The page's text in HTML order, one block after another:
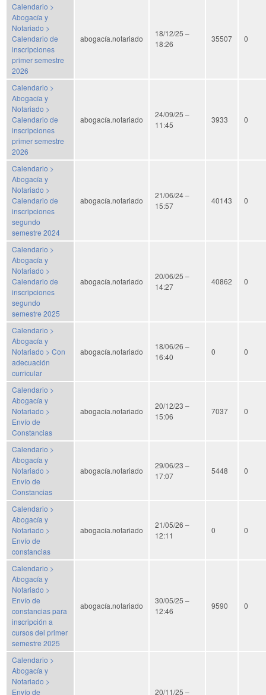
Calendario >
Abogacía y
Notariado >
Calendario de
inscripciones
primer semestre
2026
abogacía.notariado
18/12/25 –
18:26
35507 0
Calendario >
Abogacía y
Notariado >
Calendario de
inscripciones
primer semestre
2026
abogacía.notariado
24/09/25 –
11:45
3933 0
Calendario >
Abogacía y
Notariado >
Calendario de
inscripciones
segundo
semestre 2024
abogacía.notariado
21/06/24 –
15:57
40143 0
Calendario >
Abogacía y
Notariado >
Calendario de
inscripciones
segundo
semestre 2025
abogacía.notariado
20/06/25 –
14:27
40862 0
Calendario >
Abogacía y
Notariado > Con
adecuación
curricular
abogacía.notariado
18/06/26 –
16:40
0 0
Calendario >
Abogacía y
Notariado >
Envío de
Constancias
abogacía.notariado
20/12/23 –
15:06
7037 0
Calendario >
Abogacía y
Notariado >
Envío de
Constancias
abogacía.notariado
29/06/23 –
17:07
5448 0
Calendario >
Abogacía y
Notariado >
Envío de
constancias
abogacía.notariado
21/05/26 –
12:11
0 0
Calendario >
Abogacía y
Notariado >
Envío de
constancias para
inscripción a
cursos del primer
semestre 2025
abogacía.notariado
30/05/25 –
12:46
9590 0
Calendario >
Abogacía y
Notariado >
Envío de
20/11/25 –